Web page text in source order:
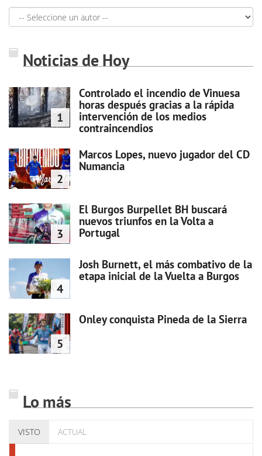
Noticias de Hoy
1
Controlado el incendio de Vinuesa
horas después gracias a la rápida
intervención de los medios
contraincendios
2
Marcos Lopes, nuevo jugador del CD
Numancia
3
El Burgos Burpellet BH buscará
nuevos triunfos en la Volta a
Portugal
4
Josh Burnett, el más combativo de la
etapa inicial de la Vuelta a Burgos
5
Onley conquista Pineda de la Sierra
Lo más
VISTO ACTUAL